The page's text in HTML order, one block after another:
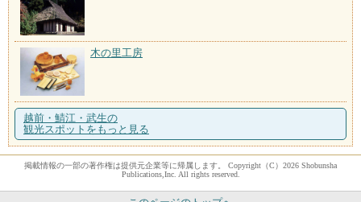
木の里工房
越前・鯖江・武生の
観光スポットをもっと見る
掲載情報の一部の著作権は提供元企業等に帰属します。 Copyright（C）2026 Shobunsha
Publications,Inc. All rights reserved.